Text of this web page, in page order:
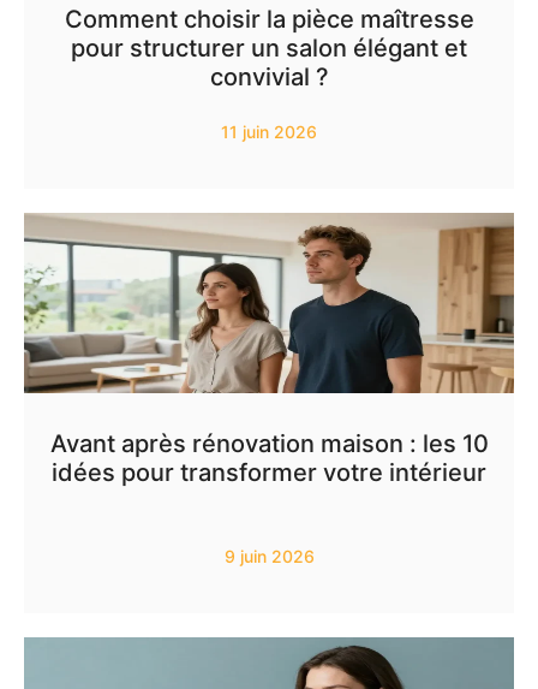
Comment choisir la pièce maîtresse
pour structurer un salon élégant et
convivial ?
11 juin 2026
Avant après rénovation maison : les 10
idées pour transformer votre intérieur
9 juin 2026